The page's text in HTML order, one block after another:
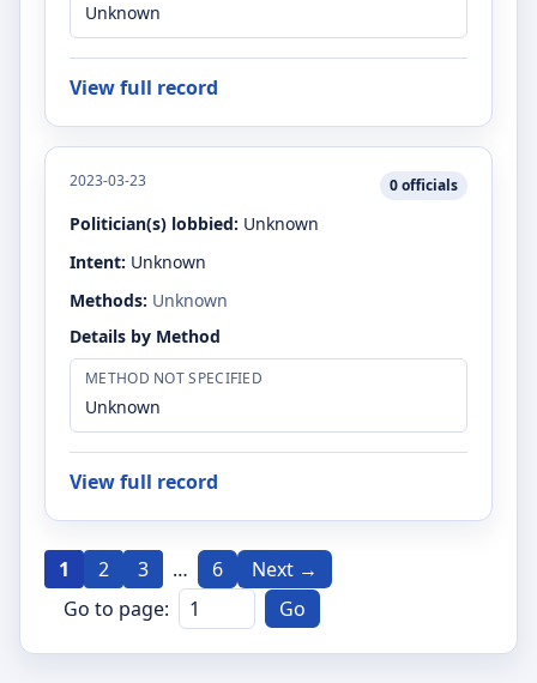
Unknown
View full record
2023-03-23 0officials
Politician(s) lobbied: Unknown
Intent: Unknown
Methods: Unknown
Details by Method
METHOD NOT SPECIFIED
Unknown
View full record
1 2 3 … 6
Next →
Go to page:
Go